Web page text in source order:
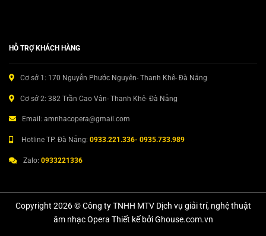
HỖ TRỢ KHÁCH HÀNG
Cơ sở 1: 170 Nguyễn Phước Nguyên- Thanh Khê- Đà Nẵng
Cơ sở 2: 382 Trần Cao Vân- Thanh Khê- Đà Nẵng
Email: amnhacopera@gmail.com
Hotline TP. Đà Nẵng: 0933.221.336- 0935.733.989
Zalo: 0933221336
Copyright 2026 © Công ty TNHH MTV Dịch vụ giải trí, nghệ thuật
âm nhạc Opera Thiết kế bởi Ghouse.com.vn